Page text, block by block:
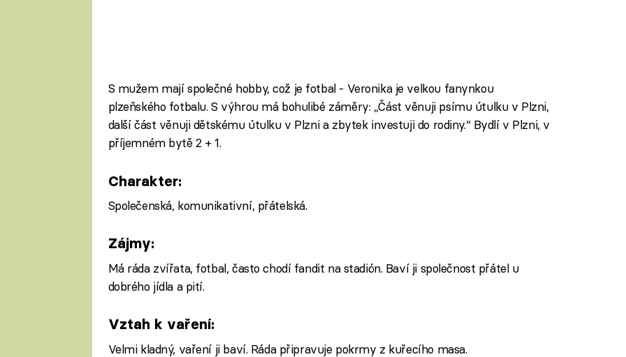
S mužem mají společné hobby, což je fotbal - Veronika je velkou fanynkou
plzeňského fotbalu. S výhrou má bohulibé záměry: „Část věnuji psímu útulku v Plzni,
další část věnuji dětskému útulku v Plzni a zbytek investuji do rodiny.“ Bydlí v Plzni, v
příjemném bytě 2 + 1.
Charakter:
Společenská, komunikativní, přátelská.
Zájmy:
Má ráda zvířata, fotbal, často chodí fandit na stadión. Baví ji společnost přátel u
dobrého jídla a pití.
Vztah k vaření:
Velmi kladný, vaření ji baví. Ráda připravuje pokrmy z kuřecího masa.